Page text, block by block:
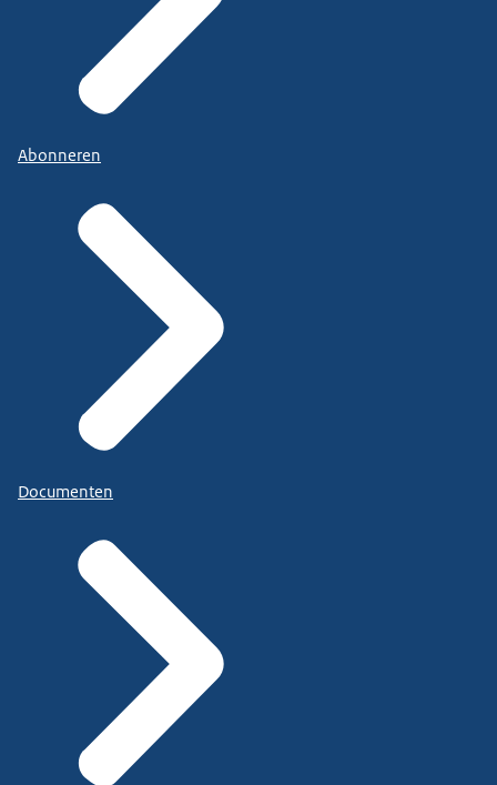
Abonneren
Documenten